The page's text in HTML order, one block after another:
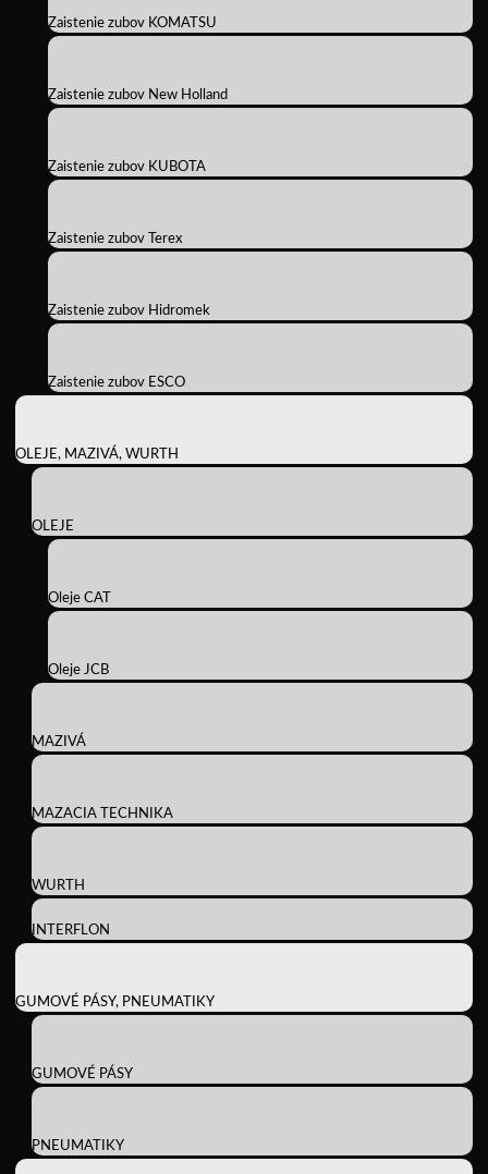
Zaistenie zubov KOMATSU
Zaistenie zubov New Holland
Zaistenie zubov KUBOTA
Zaistenie zubov Terex
Zaistenie zubov Hidromek
Zaistenie zubov ESCO
OLEJE, MAZIVÁ, WURTH
OLEJE
Oleje CAT
Oleje JCB
MAZIVÁ
MAZACIA TECHNIKA
WURTH
INTERFLON
GUMOVÉ PÁSY, PNEUMATIKY
GUMOVÉ PÁSY
PNEUMATIKY